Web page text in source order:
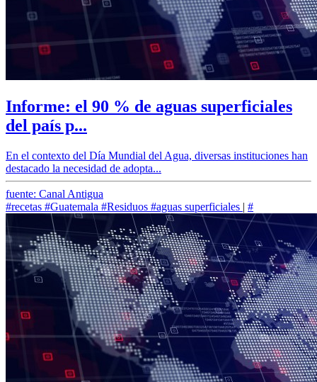
Informe: el 90 % de aguas superficiales
del país p...
En el contexto del Día Mundial del Agua, diversas instituciones han
destacado la necesidad de adopta...
fuente: Canal Antigua
#recetas #Guatemala #Residuos #aguas superficiales | #